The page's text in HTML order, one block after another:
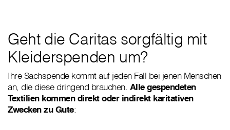
Geht die Caritas sorgfältig mit
Kleiderspenden um?
Ihre Sachspende kommt auf jeden Fall bei jenen Menschen
an, die diese dringend brauchen. Alle gespendeten
Textilien kommen direkt oder indirekt karitativen
Zwecken zu Gute: